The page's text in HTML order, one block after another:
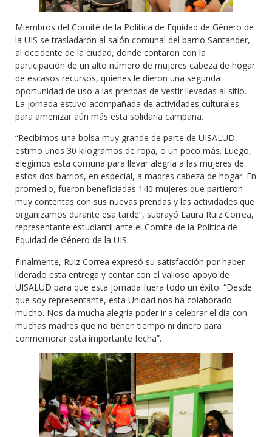
Miembros del Comité de la Política de Equidad de Género de
la UIS se trasladaron al salón comunal del barrio Santander,
al occidente de la ciudad, donde contaron con la
participación de un alto número de mujeres cabeza de hogar
de escasos recursos, quienes le dieron una segunda
oportunidad de uso a las prendas de vestir llevadas al sitio.
La jornada estuvo acompañada de actividades culturales
para amenizar aún más esta solidaria campaña.
“Recibimos una bolsa muy grande de parte de UISALUD,
estimo unos 30 kilogramos de ropa, o un poco más. Luego,
elegimos esta comuna para llevar alegría a las mujeres de
estos dos barrios, en especial, a madres cabeza de hogar. En
promedio, fueron beneficiadas 140 mujeres que partieron
muy contentas con sus nuevas prendas y las actividades que
organizamos durante esa tarde”, subrayó Laura Ruiz Correa,
representante estudiantil ante el Comité de la Política de
Equidad de Género de la UIS.
Finalmente, Ruiz Correa expresó su satisfacción por haber
liderado esta entrega y contar con el valioso apoyo de
UISALUD para que esta jornada fuera todo un éxito: “Desde
que soy representante, esta Unidad nos ha colaborado
mucho. Nos da mucha alegría poder ir a celebrar el día con
muchas madres que no tienen tiempo ni dinero para
conmemorar esta importante fecha”.